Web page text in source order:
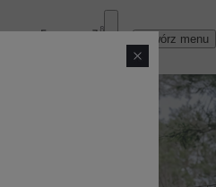
Otwórz menu
wkrótce u polskich klientów